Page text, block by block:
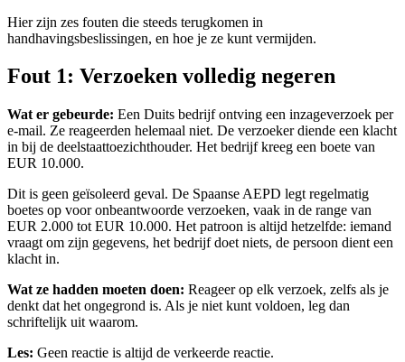
Hier zijn zes fouten die steeds terugkomen in
handhavingsbeslissingen, en hoe je ze kunt vermijden.
Fout 1: Verzoeken volledig negeren
Wat er gebeurde: Een Duits bedrijf ontving een inzageverzoek per
e-mail. Ze reageerden helemaal niet. De verzoeker diende een klacht
in bij de deelstaattoezichthouder. Het bedrijf kreeg een boete van
EUR 10.000.
Dit is geen geïsoleerd geval. De Spaanse AEPD legt regelmatig
boetes op voor onbeantwoorde verzoeken, vaak in de range van
EUR 2.000 tot EUR 10.000. Het patroon is altijd hetzelfde: iemand
vraagt om zijn gegevens, het bedrijf doet niets, de persoon dient een
klacht in.
Wat ze hadden moeten doen: Reageer op elk verzoek, zelfs als je
denkt dat het ongegrond is. Als je niet kunt voldoen, leg dan
schriftelijk uit waarom.
Les: Geen reactie is altijd de verkeerde reactie.